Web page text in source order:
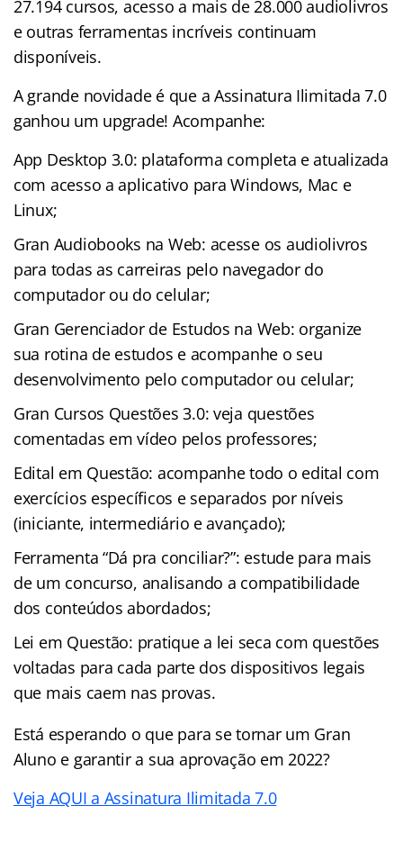
27.194 cursos, acesso a mais de 28.000 audiolivros
e outras ferramentas incríveis continuam
disponíveis.
A grande novidade é que a Assinatura Ilimitada 7.0
ganhou um upgrade! Acompanhe:
App Desktop 3.0: plataforma completa e atualizada
com acesso a aplicativo para Windows, Mac e
Linux;
Gran Audiobooks na Web: acesse os audiolivros
para todas as carreiras pelo navegador do
computador ou do celular;
Gran Gerenciador de Estudos na Web: organize
sua rotina de estudos e acompanhe o seu
desenvolvimento pelo computador ou celular;
Gran Cursos Questões 3.0: veja questões
comentadas em vídeo pelos professores;
Edital em Questão: acompanhe todo o edital com
exercícios específicos e separados por níveis
(iniciante, intermediário e avançado);
Ferramenta “Dá pra conciliar?”: estude para mais
de um concurso, analisando a compatibilidade
dos conteúdos abordados;
Lei em Questão: pratique a lei seca com questões
voltadas para cada parte dos dispositivos legais
que mais caem nas provas.
Está esperando o que para se tornar um Gran
Aluno e garantir a sua aprovação em 2022?
Veja AQUI a Assinatura Ilimitada 7.0